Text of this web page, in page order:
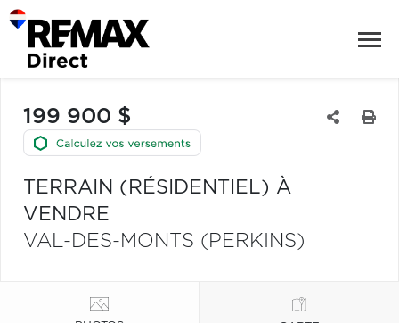
199 900 $
TERRAIN (RÉSIDENTIEL) À
VENDRE
VAL-DES-MONTS (PERKINS)